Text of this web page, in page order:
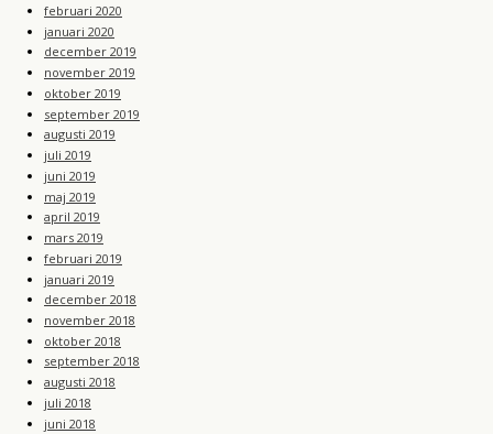
februari 2020
januari 2020
december 2019
november 2019
oktober 2019
september 2019
augusti 2019
juli 2019
juni 2019
maj 2019
april 2019
mars 2019
februari 2019
januari 2019
december 2018
november 2018
oktober 2018
september 2018
augusti 2018
juli 2018
juni 2018